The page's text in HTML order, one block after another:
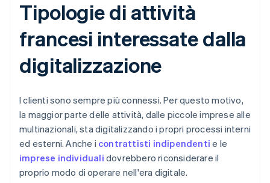
Tipologie di attività
francesi interessate dalla
digitalizzazione
I clienti sono sempre più connessi. Per questo motivo,
la maggior parte delle attività, dalle piccole imprese alle
multinazionali, sta digitalizzando i propri processi interni
ed esterni. Anche i contrattisti indipendenti e le
imprese individuali dovrebbero riconsiderare il
proprio modo di operare nell'era digitale.